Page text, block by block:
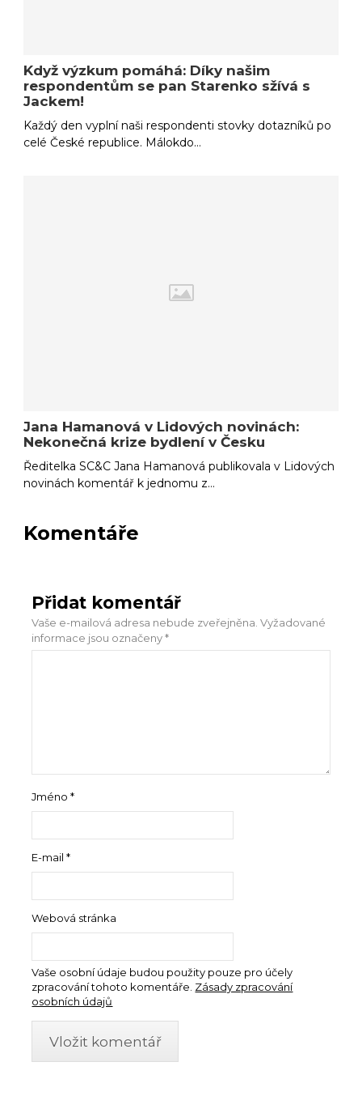
Když výzkum pomáhá: Díky našim
respondentům se pan Starenko sžívá s
Jackem!
Každý den vyplní naši respondenti stovky dotazníků po
celé České republice. Málokdo…
Jana Hamanová v Lidových novinách:
Nekonečná krize bydlení v Česku
Ředitelka SC&C Jana Hamanová publikovala v Lidových
novinách komentář k jednomu z…
Komentáře
Přidat komentář
Vaše e-mailová adresa nebude zveřejněna. Vyžadované
informace jsou označeny*
Jméno*
E-mail*
Webová stránka
Vaše osobní údaje budou použity pouze pro účely
zpracování tohoto komentáře. Zásady zpracování
osobních údajů